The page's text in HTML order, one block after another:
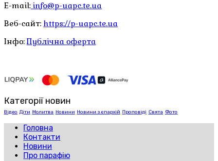
E-mail: info@p-uapc.te.ua
Веб-сайт: https://p-uapc.te.ua
Інфо:Публічна оферта
Категорії новин
Відео Діти Молитва Новини Новини з єпархій Проповіді Свята Фото
Головна
Контакти
Новини
Про парафію